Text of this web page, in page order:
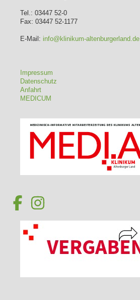
Tel.: 03447 52-0
Fax: 03447 52-1177
E-Mail: info@klinikum-altenburgerland.de
Impressum
Datenschutz
Anfahrt
MEDICUM